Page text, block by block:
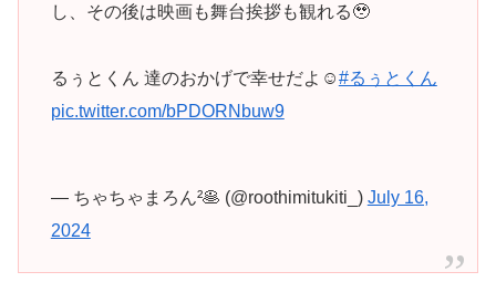
し、その後は映画も舞台挨拶も観れる🥹
るぅとくん 達のおかげで幸せだよ☺︎#るぅとくん
pic.twitter.com/bPDORNbuw9
— ちゃちゃまろん²🥞 (@roothimitukiti_) July 16,
2024